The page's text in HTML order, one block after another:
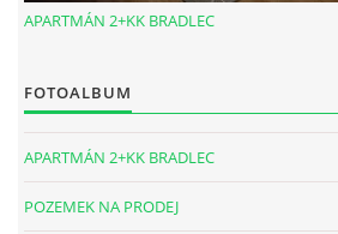
APARTMÁN 2+KK BRADLEC
FOTOALBUM
APARTMÁN 2+KK BRADLEC
POZEMEK NA PRODEJ